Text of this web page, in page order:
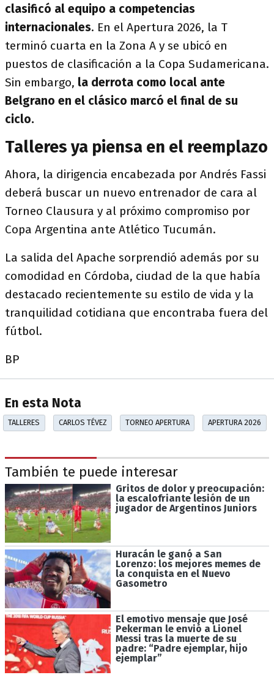
clasificó al equipo a competencias
internacionales. En el Apertura 2026, la T
terminó cuarta en la Zona A y se ubicó en
puestos de clasificación a la Copa Sudamericana.
Sin embargo, la derrota como local ante
Belgrano en el clásico marcó el final de su
ciclo.
Talleres ya piensa en el reemplazo
Ahora, la dirigencia encabezada por Andrés Fassi
deberá buscar un nuevo entrenador de cara al
Torneo Clausura y al próximo compromiso por
Copa Argentina ante Atlético Tucumán.
La salida del Apache sorprendió además por su
comodidad en Córdoba, ciudad de la que había
destacado recientemente su estilo de vida y la
tranquilidad cotidiana que encontraba fuera del
fútbol.
BP
En esta Nota
TALLERES CARLOS TÉVEZ TORNEO APERTURA APERTURA 2026
También te puede interesar
Gritos de dolor y preocupación:
la escalofriante lesión de un
jugador de Argentinos Juniors
Huracán le ganó a San
Lorenzo: los mejores memes de
la conquista en el Nuevo
Gasometro
El emotivo mensaje que José
Pekerman le envió a Lionel
Messi tras la muerte de su
padre: “Padre ejemplar, hijo
ejemplar”